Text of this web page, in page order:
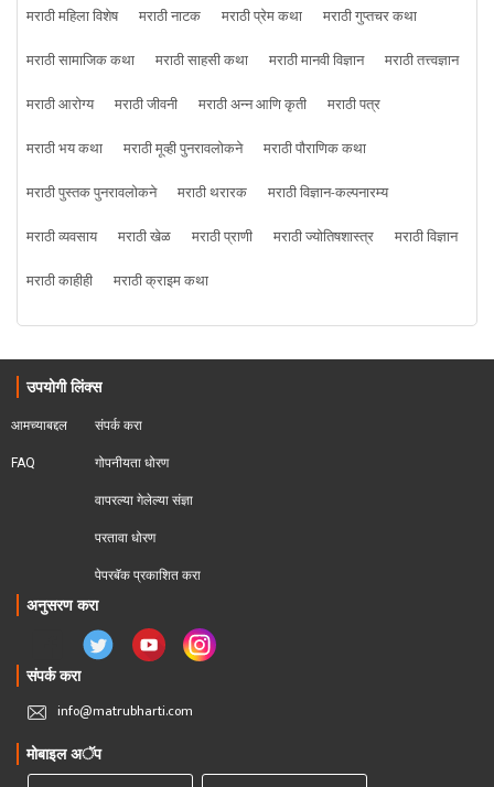
मराठी महिला विशेष
मराठी नाटक मराठी प्रेम कथा
मराठी गुप्तचर कथा
मराठी सामाजिक कथा
मराठी साहसी कथा मराठी मानवी विज्ञान
मराठी तत्त्वज्ञान
मराठी आरोग्य
मराठी जीवनी मराठी अन्न आणि कृती
मराठी पत्र
मराठी भय कथा
मराठी मूव्ही पुनरावलोकने
मराठी पौराणिक कथा
मराठी पुस्तक पुनरावलोकने
मराठी थरारक
मराठी विज्ञान-कल्पनारम्य
मराठी व्यवसाय
मराठी खेळ मराठी प्राणी मराठी ज्योतिषशास्त्र
मराठी विज्ञान
मराठी काहीही
मराठी क्राइम कथा
उपयोगी लिंक्स
आमच्याबद्दल
FAQ
संपर्क करा
गोपनीयता धोरण
वापरल्या गेलेल्या संज्ञा
परतावा धोरण
पेपरबॅक प्रकाशित करा
अनुसरण करा
संपर्क करा
info@matrubharti.com
मोबाइल अॅप